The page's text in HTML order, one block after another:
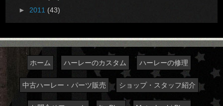
► 2011 (43)
ホーム ハーレーのカスタム ハーレーの修理
中古ハーレー・パーツ販売 ショップ・スタッフ紹介